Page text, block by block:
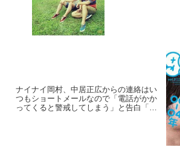
ナイナイ岡村、中居正広からの連絡はい
つもショートメールなので「電話がかか
ってくると警戒してしまう」と告白「ア